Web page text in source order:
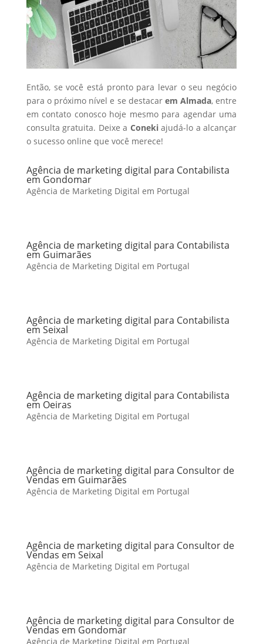
Então, se você está pronto para levar o seu negócio
para o próximo nível e se destacar em Almada, entre
em contato conosco hoje mesmo para agendar uma
consulta gratuita. Deixe a Conekiajudá-lo a alcançar
o sucesso online que você merece!
Agência de marketing digital para Contabilista
em Gondomar
Agência de Marketing Digital em Portugal
Agência de marketing digital para Contabilista
em Guimarães
Agência de Marketing Digital em Portugal
Agência de marketing digital para Contabilista
em Seixal
Agência de Marketing Digital em Portugal
Agência de marketing digital para Contabilista
em Oeiras
Agência de Marketing Digital em Portugal
Agência de marketing digital para Consultor de
Vendas em Guimarães
Agência de Marketing Digital em Portugal
Agência de marketing digital para Consultor de
Vendas em Seixal
Agência de Marketing Digital em Portugal
Agência de marketing digital para Consultor de
Vendas em Gondomar
Agência de Marketing Digital em Portugal